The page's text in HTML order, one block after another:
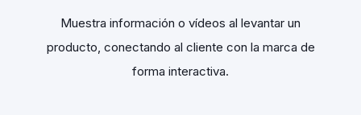
Muestra información o vídeos al levantar un
producto, conectando al cliente con la marca de
forma interactiva.